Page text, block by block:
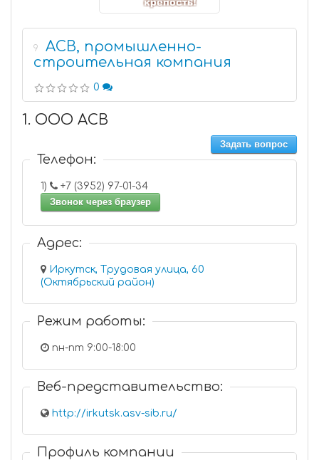
9
АСВ, промышленно-
строительная компания
0
1. ООО АСВ
Задать вопрос
Телефон:
1)
+7 (3952) 97-01-34
Звонок через браузер
Адрес:
Иркутск, Трудовая улица, 60
(Октябрьский район)
Режим работы:
пн-пт 9:00-18:00
Веб-представительство:
http://irkutsk.asv-sib.ru/
Профиль компании